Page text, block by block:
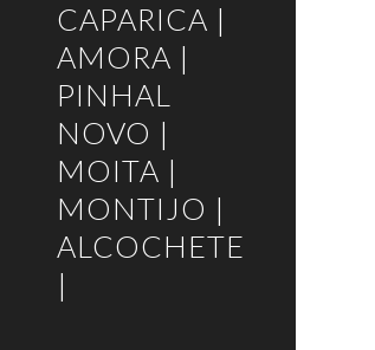
CAPARICA |
AMORA |
PINHAL
NOVO |
MOITA |
MONTIJO |
ALCOCHETE
|